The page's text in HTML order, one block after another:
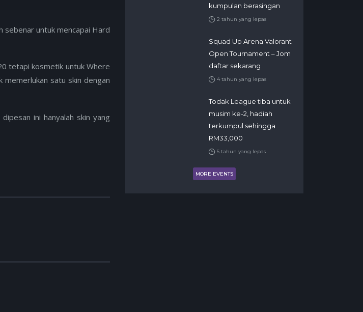
sebenar untuk mencapai Hard
tetapi kosmetik untuk Where
satu skin dengan
ini hanyalah skin yang
kumpulan berasingan
2 tahun yang lepas
Squad Up Arena Valorant
Open Tournament – Jom
daftar sekarang
4 tahun yang lepas
Todak League tiba untuk
musim ke-2, hadiah
terkumpul sehingga
RM33,000
5 tahun yang lepas
MORE EVENTS